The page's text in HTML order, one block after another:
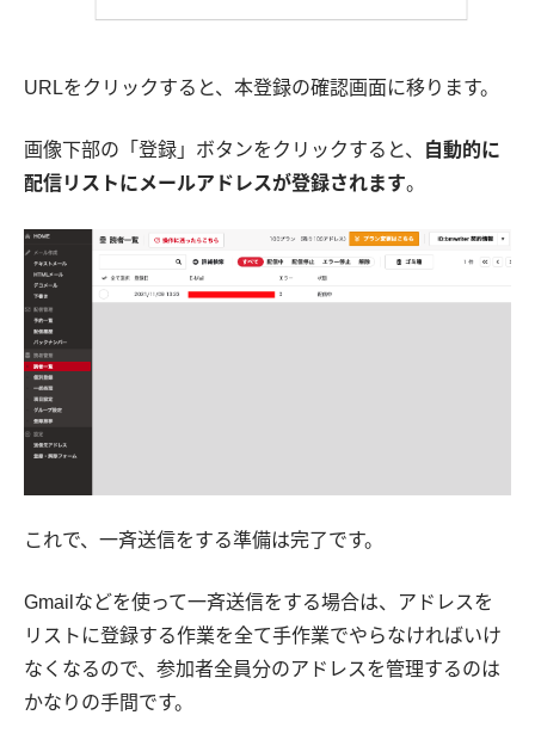
URLをクリックすると、本登録の確認画面に移ります。
画像下部の「登録」ボタンをクリックすると、
自動的に
配信リストにメールアドレスが登録されます。
これで、一斉送信をする準備は完了です。
Gmailなどを使って一斉送信をする場合は、アドレスを
リストに登録する作業を全て手作業でやらなければいけ
なくなるので、参加者全員分のアドレスを管理するのは
かなりの手間です。